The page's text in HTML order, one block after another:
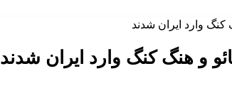
کنگ وارد ایران شدند
و هنگ کنگ وارد ایران شدند